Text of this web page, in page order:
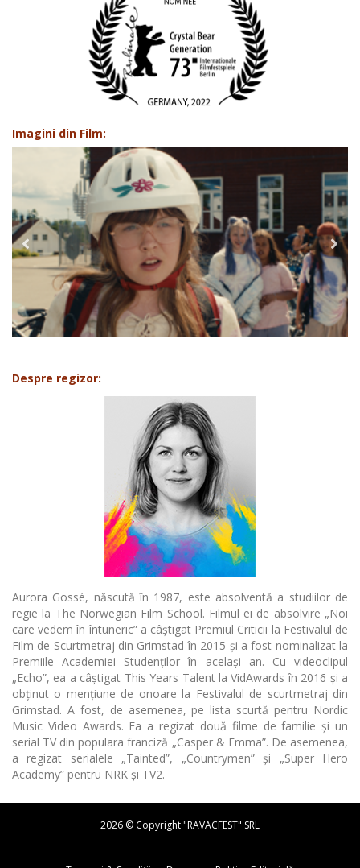
Imagini din Film:
Despre regizor:
Aurora Gossé, născută în 1987, este absolventă a studiilor de
regie la The Norwegian Film School. Filmul ei de absolvire „Noi
care vedem în întuneric” a câștigat Premiul Criticii la Festivalul de
Film de Scurtmetraj din Grimstad în 2015 și a fost nominalizat la
Premiile Academiei Studenților în același an. Cu videoclipul
„Echo”, ea a câștigat This Years Talent la VidAwards în 2016 și a
obținut o mențiune de onoare la Festivalul de scurtmetraj din
Grimstad. A fost, de asemenea, pe lista scurtă pentru Nordic
Music Video Awards. Ea a regizat două filme de familie și un
serial TV din populara franciză „Casper & Emma”. De asemenea,
a regizat serialele „Tainted”, „Countrymen” și „Super Hero
Academy” pentru NRK și TV2.
2026 © Copyright "RAVACFEST" SRL